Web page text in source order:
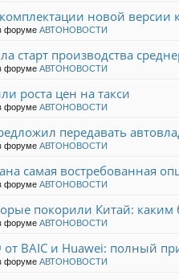
новой версии
форуме АВТОНОВОСТИ
старт производства
форуме АВТОНОВОСТИ
роста цен на такси
форуме АВТОНОВОСТИ
передавать
форуме АВТОНОВОСТИ
самая востребованная
форуме АВТОНОВОСТИ
покорили Китай:
форуме АВТОНОВОСТИ
от BAIC и Huawei: полный
форуме АВТОНОВОСТИ